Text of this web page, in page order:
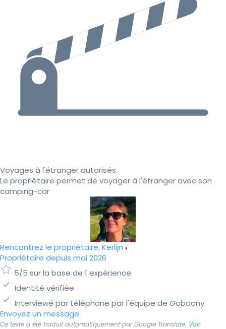
Voyages à l'étranger autorisés
Le propriétaire permet de voyager à l'étranger avec son
camping-car
Rencontrez le propriétaire, Kerlijn
Propriétaire depuis mai 2026
5/5 sur la base de 1 expérience
Identité vérifiée
Interviewé par téléphone par l'équipe de Goboony
Envoyez un message
Ce texte a été traduit automatiquement par Google Translate. Voir